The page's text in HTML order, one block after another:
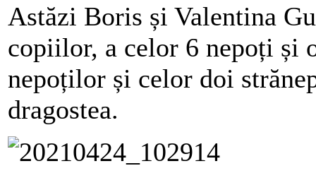
Astăzi Boris și Valentina
copiilor, a celor 6 nepoți și
nepoților și celor doi
dragostea.